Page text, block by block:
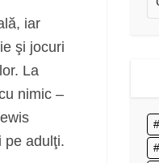
iar
şi jocuri
La
nimic –
pe adulţi.